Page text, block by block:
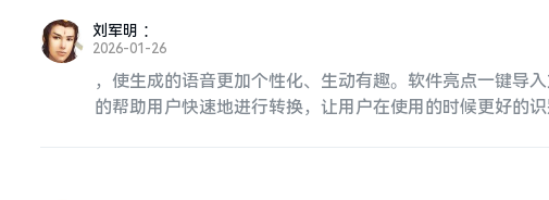
刘军明 ：
2026-01-26
，使生成的语音更加个性化、生动有趣。软件亮点一键导
的帮助用户快速地进行转换，让用户在使用的时候更好的